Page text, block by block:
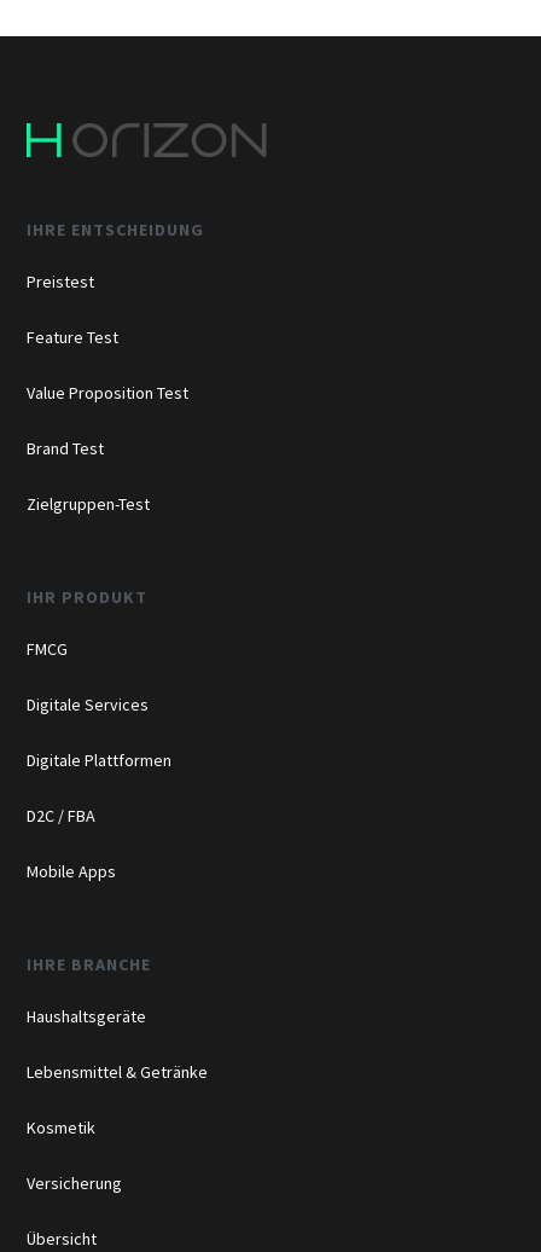
IHRE ENTSCHEIDUNG
Preistest
Feature Test
Value Proposition Test
Brand Test
Zielgruppen-Test
IHR PRODUKT
FMCG
Digitale Services
Digitale Plattformen
D2C / FBA
Mobile Apps
IHRE BRANCHE
Haushaltsgeräte
Lebensmittel & Getränke
Kosmetik
Versicherung
Übersicht